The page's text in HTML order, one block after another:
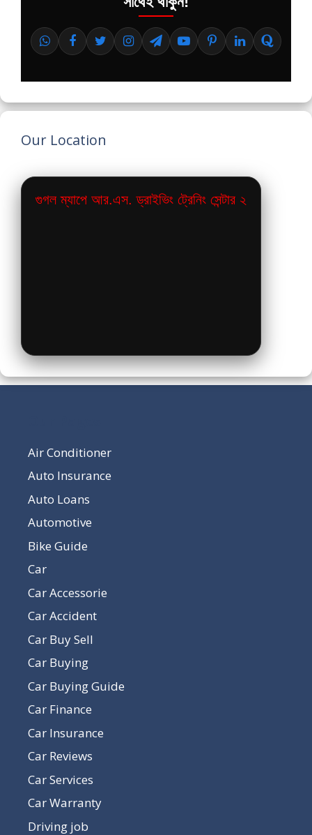
Our Location
গুগল ম্যাপে আর.এস. ড্রাইভিং ট্রেনিং সেন্টার ২
Air Conditioner
Auto Insurance
Auto Loans
Automotive
Bike Guide
Car
Car Accessorie
Car Accident
Car Buy Sell
Car Buying
Car Buying Guide
Car Finance
Car Insurance
Car Reviews
Car Services
Car Warranty
Driving job